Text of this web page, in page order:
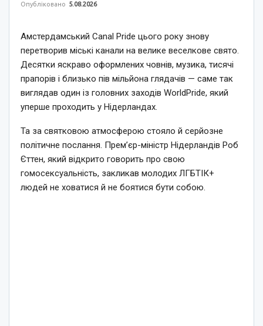
Опубліковано 5.08.2026
Амстердамський Canal Pride цього року знову
перетворив міські канали на велике веселкове свято.
Десятки яскраво оформлених човнів, музика, тисячі
прапорів і близько пів мільйона глядачів — саме так
виглядав один із головних заходів WorldPride, який
уперше проходить у Нідерландах.
Та за святковою атмосферою стояло й серйозне
політичне послання. Прем’єр-міністр Нідерландів Роб
Єттен, який відкрито говорить про свою
гомосексуальність, закликав молодих ЛГБТІК+
людей не ховатися й не боятися бути собою.